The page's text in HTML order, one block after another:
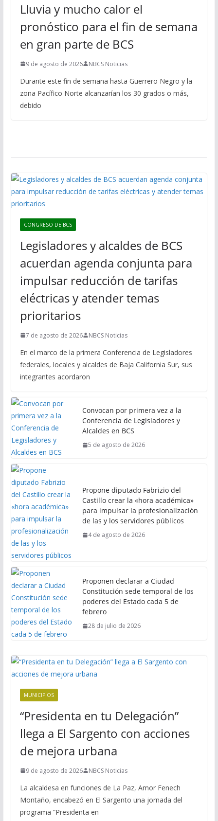
Lluvia y mucho calor el
pronóstico para el fin de semana
en gran parte de BCS
9 de agosto de 2026 NBCS Noticias
Durante este fin de semana hasta Guerrero Negro y la
zona Pacífico Norte alcanzarían los 30 grados o más,
debido
CONGRESO DE BCS
Legisladores y alcaldes de BCS
acuerdan agenda conjunta para
impulsar reducción de tarifas
eléctricas y atender temas
prioritarios
7 de agosto de 2026 NBCS Noticias
En el marco de la primera Conferencia de Legisladores
federales, locales y alcaldes de Baja California Sur, sus
integrantes acordaron
Convocan por primera vez a la
Conferencia de Legisladores y
Alcaldes en BCS
5 de agosto de 2026
Propone diputado Fabrizio del
Castillo crear la «hora académica»
para impulsar la profesionalización
de las y los servidores públicos
4 de agosto de 2026
Proponen declarar a Ciudad
Constitución sede temporal de los
poderes del Estado cada 5 de
febrero
28 de julio de 2026
MUNICIPIOS
“Presidenta en tu Delegación”
llega a El Sargento con acciones
de mejora urbana
9 de agosto de 2026 NBCS Noticias
La alcaldesa en funciones de La Paz, Amor Fenech
Montaño, encabezó en El Sargento una jornada del
programa “Presidenta en